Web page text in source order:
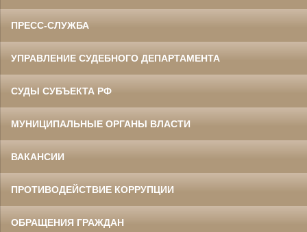
ПРЕСС-СЛУЖБА
УПРАВЛЕНИЕ СУДЕБНОГО ДЕПАРТАМЕНТА
СУДЫ СУБЪЕКТА РФ
МУНИЦИПАЛЬНЫЕ ОРГАНЫ ВЛАСТИ
ВАКАНСИИ
ПРОТИВОДЕЙСТВИЕ КОРРУПЦИИ
ОБРАЩЕНИЯ ГРАЖДАН